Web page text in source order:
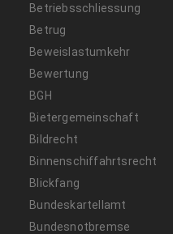
Betriebsschliessung
Betrug
Beweislastumkehr
Bewertung
BGH
Bietergemeinschaft
Bildrecht
Binnenschiffahrtsrecht
Blickfang
Bundeskartellamt
Bundesnotbremse